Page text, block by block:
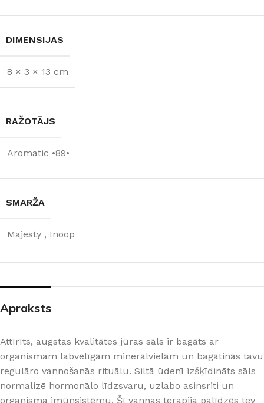
DIMENSIJAS
8 × 3 × 13 cm
RAŽOTĀJS
Aromatic •89•
SMARŽA
Majesty , Inoop
Apraksts
Attīrīts, augstas kvalitātes jūras sāls ir bagāts ar
organismam labvēlīgām minerālvielām un bagātinās tavu
regulāro vannošanās rituālu. Siltā ūdenī izšķīdināts sāls
normalizē hormonālo līdzsvaru, uzlabo asinsriti un
organisma imūnsistēmu. Šī vannas terapija palīdzēs tev